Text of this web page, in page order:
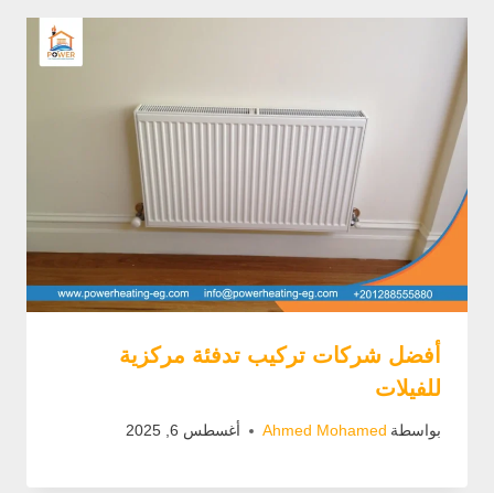
أفضل شركات تركيب تدفئة مركزية
للفيلات
بواسطة Ahmed Mohamed أغسطس 6, 2025